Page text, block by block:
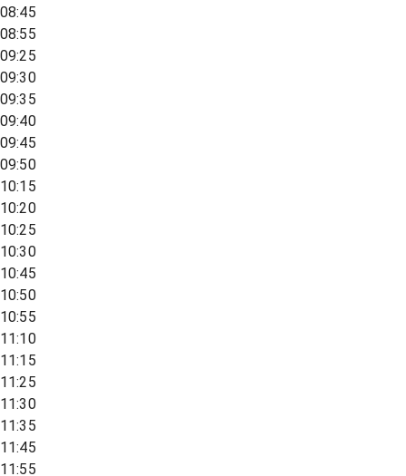
08:45
08:55
09:25
09:30
09:35
09:40
09:45
09:50
10:15
10:20
10:25
10:30
10:45
10:50
10:55
11:10
11:15
11:25
11:30
11:35
11:45
11:55